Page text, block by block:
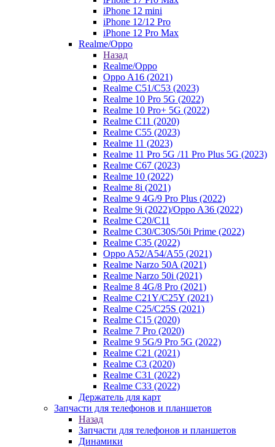
iPhone 12 mini
iPhone 12/12 Pro
iPhone 12 Pro Max
Realme/Oppo
Назад
Realme/Oppo
Oppo A16 (2021)
Realme C51/C53 (2023)
Realme 10 Pro 5G (2022)
Realme 10 Pro+ 5G (2022)
Realme C11 (2020)
Realme C55 (2023)
Realme 11 (2023)
Realme 11 Pro 5G /11 Pro Plus 5G (2023)
Realme C67 (2023)
Realme 10 (2022)
Realme 8i (2021)
Realme 9 4G/9 Pro Plus (2022)
Realme 9i (2022)/Oppo A36 (2022)
Realme C20/C11
Realme C30/C30S/50i Prime (2022)
Realme C35 (2022)
Oppo A52/A54/A55 (2021)
Realme Narzo 50A (2021)
Realme Narzo 50i (2021)
Realme 8 4G/8 Pro (2021)
Realme C21Y/C25Y (2021)
Realme C25/C25S (2021)
Realme C15 (2020)
Realme 7 Pro (2020)
Realme 9 5G/9 Pro 5G (2022)
Realme C21 (2021)
Realme C3 (2020)
Realme C31 (2022)
Realme C33 (2022)
Держатель для карт
Запчасти для телефонов и планшетов
Назад
Запчасти для телефонов и планшетов
Динамики